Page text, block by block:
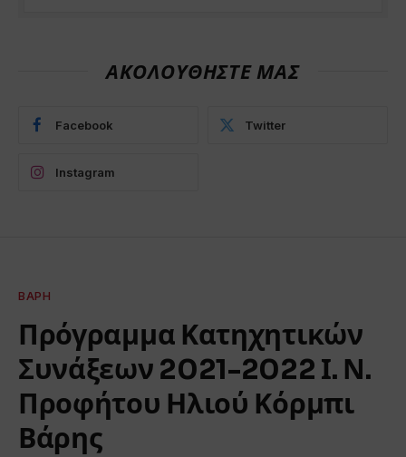
ΑΚΟΛΟΥΘΗΣΤΕ ΜΑΣ
Facebook Twitter
Instagram
ΒΆΡΗ
Πρόγραμμα Κατηχητικών
Συνάξεων 2021-2022 Ι. Ν.
Προφήτου Ηλιού Κόρμπι
Βάρης